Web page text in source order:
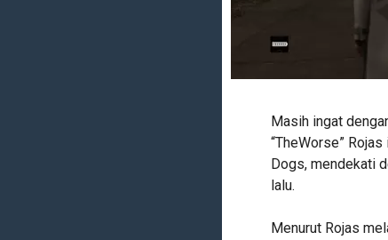
Masih ingat
“TheWorse”
Dogs, mendekati
lalu.
Menurut Rojas